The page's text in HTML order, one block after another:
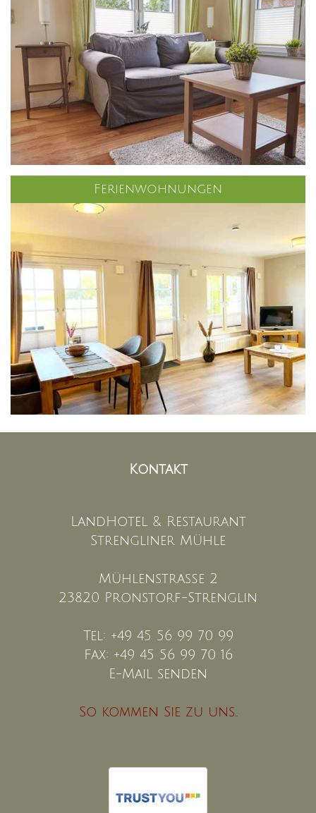
Ferienwohnungen
Kontakt
LandHotel & Restaurant
Strengliner Mühle
Mühlenstraße 2
23820 Pronstorf-Strenglin
Tel: +49 45 56 99 70 99
Fax: +49 45 56 99 70 16
E-Mail senden
So kommen Sie zu uns..